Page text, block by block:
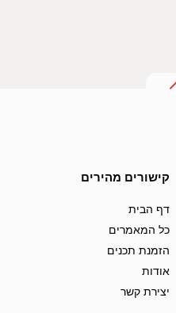
קישורים מהירים
דף הבית
כל המאמרים
הזמנת תכנים
אודות
יצירת קשר